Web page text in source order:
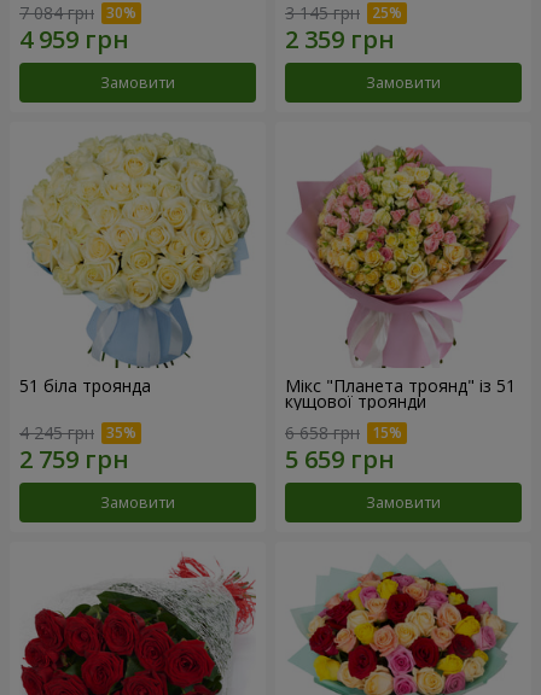
7 084 грн
Замовити
3 145 грн
Замовити
51 біла троянда
4 245 грн
Замовити
Мікс "Планета троянд" із 51
кущової троянди
6 658 грн
Замовити